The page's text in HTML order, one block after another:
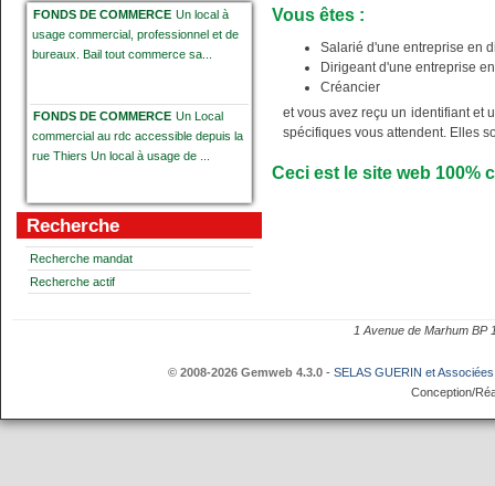
FONDS DE COMMERCE Un local à
usage commercial, professionnel et de
bureaux. Bail tout commerce sa...
FONDS DE COMMERCE Un Local
commercial au rdc accessible depuis la
rue Thiers Un local à usage de ...
Fonds de commerce d'épicerie fine,
dégustation et vente de produits
gastronomiqusFonds de commerc...
Immeuble bâti comprenant un local
Recherche
Recherche mandat
Recherche actif
Vous êtes :
Salarié d'une entreprise en
Dirigeant d'une entreprise
Créancier
et vous avez reçu un identifiant et
spécifiques vous attendent. Elles
Ceci est le site web 100%
1 Avenue de Marhum BP
© 2008-2026 Gemweb 4.3.0 - SELAS GUERIN et Associées
Conception/